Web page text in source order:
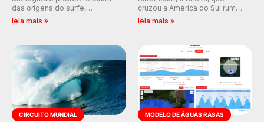
das origens do surfe,
resgatando a cultura polinésia
e questionando a visão
prática em esporte e indústria.
leia mais »
cruzou a América do Sul rumo
ao Pacífico em uma jornada
que se tornou um marco de
leia mais »
CIRCUITO MUNDIAL MODELO DE ÁGUAS RASAS